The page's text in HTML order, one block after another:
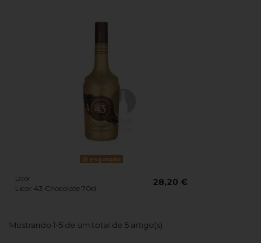
Esgotado
Licor
Licor 43 Chocolate 70cl
28,20 €
Mostrando 1-5 de um total de 5 artigo(s)